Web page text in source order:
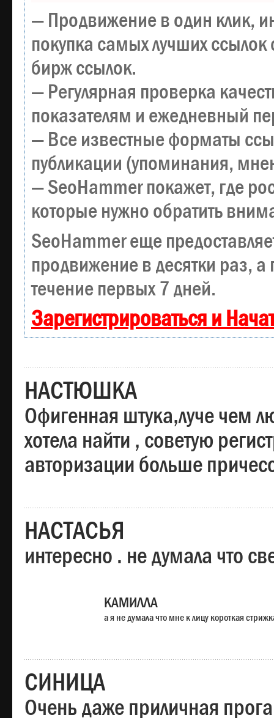
— Продвижение в один клик,
покупка самых лучших ссылок
бирж ссылок.
— Регулярная проверка
показателям и ежедневный
— Все известные форматы
публикации (упоминания,
— SeoHammer покажет, где
которые нужно обратить
SeoHammer еще
продвижение в десятки раз, а
течение первых 7 дней.
Зарегистрироваться и
НАСТЮШКА
Офигенная штука,луче чем
хотела найти , советую
авторизации больше
НАСТАСЬЯ
интересно . не думала что
КАМИЛЛА
а я не думала что мне к лицу короткая
СИНИЦА
Очень даже приличная